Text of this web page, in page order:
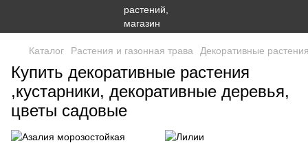
Каталог Растения и газонная трава Декоративные
Купить декоративные растения
,кустарники, декоративные деревья,
цветы садовые